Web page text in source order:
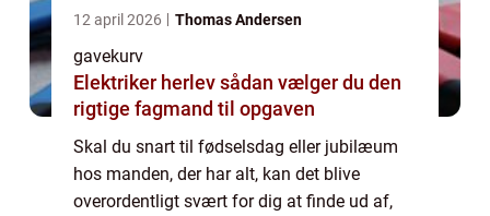
12 april 2026 Thomas Andersen
gavekurv
Elektriker herlev sådan vælger du den
rigtige fagmand til opgaven
Skal du snart til fødselsdag eller jubilæum
hos manden, der har alt, kan det blive
overordentligt svært for dig at finde ud af,